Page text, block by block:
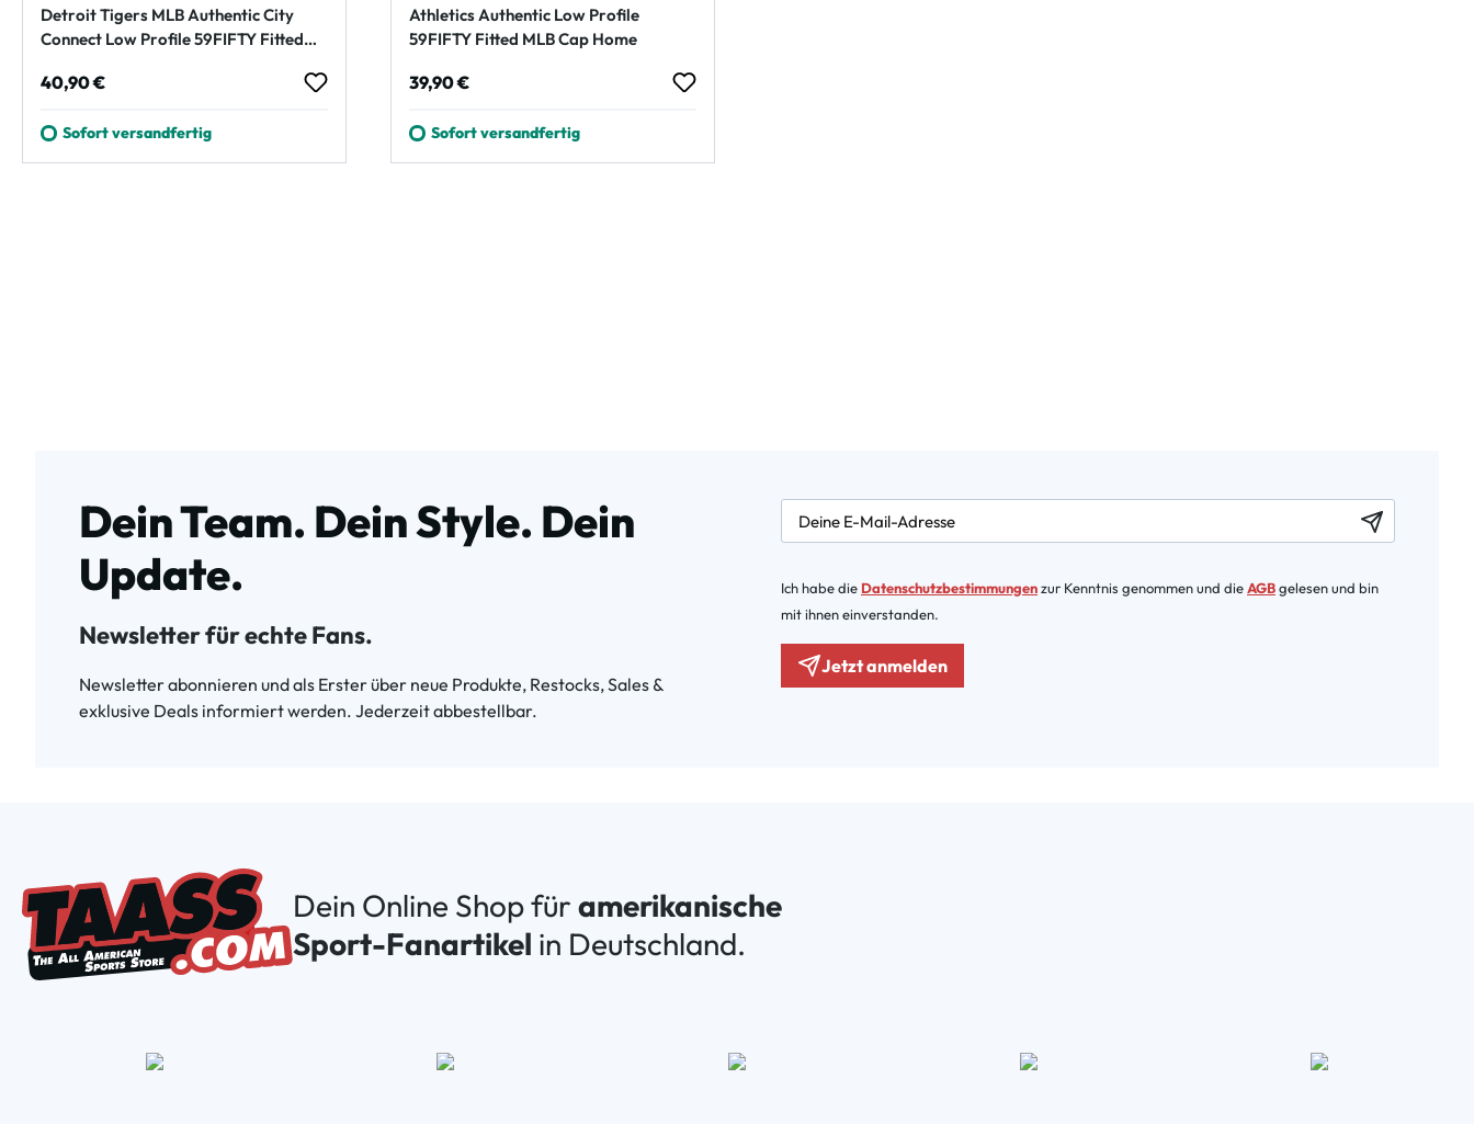
Detroit Tigers MLB Authentic City
Connect Low Profile 59FIFTY Fitted
Regulärer Preis:
40,90 €
Sofort versandfertig
Athletics Authentic Low Profile
59FIFTY Fitted MLB Cap Home
Regulärer Preis:
39,90 €
Sofort versandfertig
Dein Team. Dein Style. Dein
Update.
Newsletter für echte Fans.
Newsletter abonnieren und als Erster über neue Produkte, Restocks, Sales &
exklusive Deals informiert werden. Jederzeit abbestellbar.
newsletter.labelEmail
Ich habe die Datenschutzbestimmungenzur Kenntnis genommen und dieAGBgelesen und bin
mit ihnen einverstanden.
Jetzt anmelden
Dein Online Shop für amerikanische
Sport-Fanartikel in Deutschland.